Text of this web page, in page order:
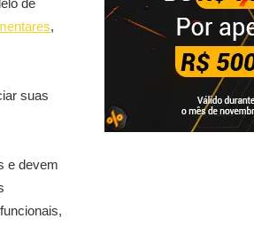
de
,
suas
e devem